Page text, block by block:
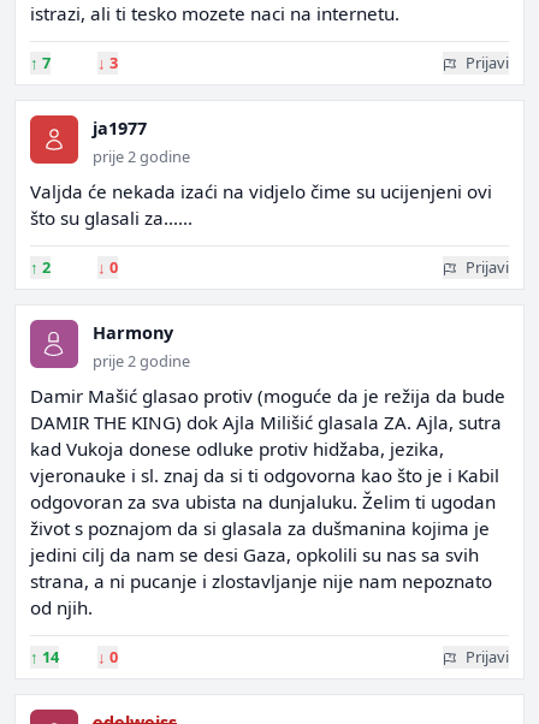
istrazi, ali ti tesko mozete naci na internetu.
↑ 7 ↓ 3 Prijavi
ja1977
prije 2 godine
Valjda će nekada izaći na vidjelo čime su ucijenjeni ovi
što su glasali za......
↑ 2 ↓ 0 Prijavi
Harmony
prije 2 godine
Damir Mašić glasao protiv (moguće da je režija da bude
DAMIR THE KING) dok Ajla Milišić glasala ZA. Ajla, sutra
kad Vukoja donese odluke protiv hidžaba, jezika,
vjeronauke i sl. znaj da si ti odgovorna kao što je i Kabil
odgovoran za sva ubista na dunjaluku. Želim ti ugodan
život s poznajom da si glasala za dušmanina kojima je
jedini cilj da nam se desi Gaza, opkolili su nas sa svih
strana, a ni pucanje i zlostavljanje nije nam nepoznato
od njih.
↑ 14 ↓ 0 Prijavi